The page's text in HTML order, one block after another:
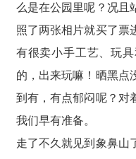
么是在公园里呢？况且
照了两张相片就买了票
有很卖小手工艺、玩
的，出来玩嘛！晒黑点
到有，有点郁闷呢？对
我们早有准备。
走了不久就见到象鼻山